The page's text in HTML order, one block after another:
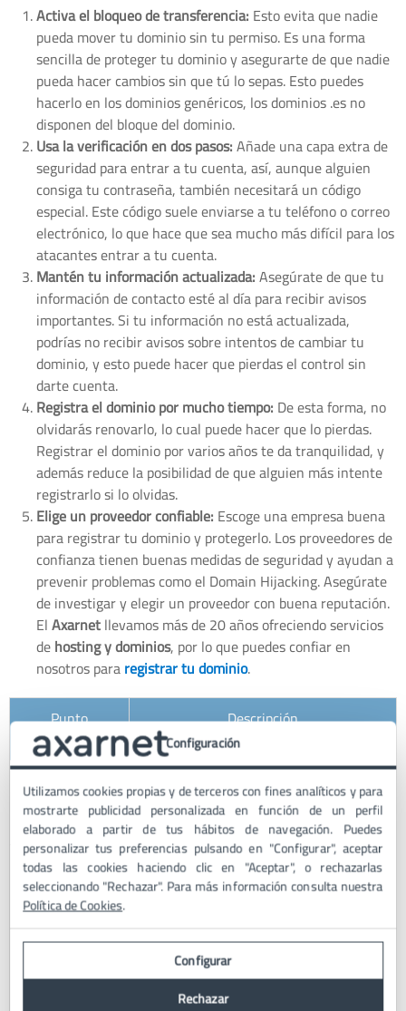
Activa el bloqueo de transferencia: Esto evita que nadie
pueda mover tu dominio sin tu permiso. Es una forma
sencilla de proteger tu dominio y asegurarte de que nadie
pueda hacer cambios sin que tú lo sepas. Esto puedes
hacerlo en los dominios genéricos, los dominios .es no
disponen del bloque del dominio.
Usa la verificación en dos pasos:Añade una capa extra de
seguridad para entrar a tu cuenta, así, aunque alguien
consiga tu contraseña, también necesitará un código
especial. Este código suele enviarse a tu teléfono o correo
electrónico, lo que hace que sea mucho más difícil para los
atacantes entrar a tu cuenta.
Mantén tu información actualizada:Asegúrate de que tu
información de contacto esté al día para recibir avisos
importantes. Si tu información no está actualizada,
podrías no recibir avisos sobre intentos de cambiar tu
dominio, y esto puede hacer que pierdas el control sin
darte cuenta.
Registra el dominio por mucho tiempo: De esta forma, no
olvidarás renovarlo, lo cual puede hacer que lo pierdas.
Registrar el dominio por varios años te da tranquilidad, y
además reduce la posibilidad de que alguien más intente
registrarlo si lo olvidas.
Elige un proveedor confiable: Escoge una empresa buena
para registrar tu dominio y protegerlo. Los proveedores de
confianza tienen buenas medidas de seguridad y ayudan a
prevenir problemas como el Domain Hijacking. Asegúrate
de investigar y elegir un proveedor con buena reputación.
ElAxarnetllevamos más de 20 años ofreciendo servicios
dehosting y dominios, por lo que puedes confiar en
nosotros pararegistrar tu dominio.
Punto
Importante
Descripción
Activa el
bloqueo de
transferencia
Evita que nadie pueda mover tu dominio
sin tu permiso.
Usa la
verificación en
dos pasos
Añade una capa extra de seguridad para
entrar a tu cuenta.
Mantén tu
Asegúrate de que tu información de
contacto esté al día para recibir avisos
importantes.
Configuración
Utilizamos cookies propias y de terceros con fines analíticos y para
mostrarte publicidad personalizada en función de un perfil
elaborado a partir de tus hábitos de navegación. Puedes
personalizar tus preferencias pulsando en "Configurar", aceptar
todas las cookies haciendo clic en "Aceptar", o rechazarlas
seleccionando "Rechazar". Para más información consulta nuestra
Política de Cookies.
Configurar
Rechazar